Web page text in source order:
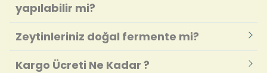
yapılabilir mi?
Zeytinleriniz doğal fermente mi?
Kargo Ücreti Ne Kadar ?